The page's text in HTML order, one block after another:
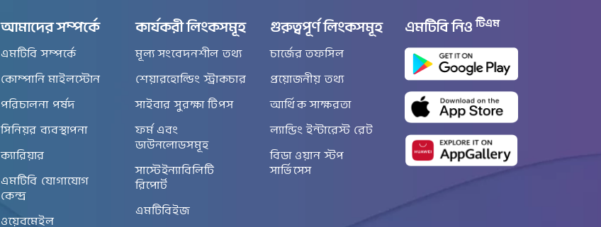
আমাদের সম্পর্কে
এমটিবি সম্পর্কে
কোম্পানি মাইলস্টোন
পরিচালনা পর্ষদ
সিনিয়র ব্যবস্থাপনা
ক্যারিয়ার
এমটিবি যোগাযোগ
কেন্দ্র
ওয়েবমেইল
কার্যকরী লিংকসমূহ
মূল্য সংবেদনশীল তথ্য
শেয়ারহোল্ডিং স্ট্রাকচার
সাইবার সুরক্ষা টিপস
ফর্ম এবং
ডাউনলোডসমূহ
সাস্টেইন্যাবিলিটি
রিপোর্ট
এমটিবিইজ
গুরুত্বপূর্ণ লিংকসমূহ
চার্জের তফসিল
প্রয়োজনীয় তথ্য
আর্থিক সাক্ষরতা
ল্যান্ডিং ইন্টারেস্ট রেট
বিডা ওয়ান স্টপ
সার্ভিসেস
এমটিবি নিও টিএম